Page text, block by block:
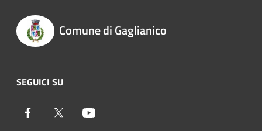
Comune di Gaglianico
SEGUICI SU
Facebook Twitter